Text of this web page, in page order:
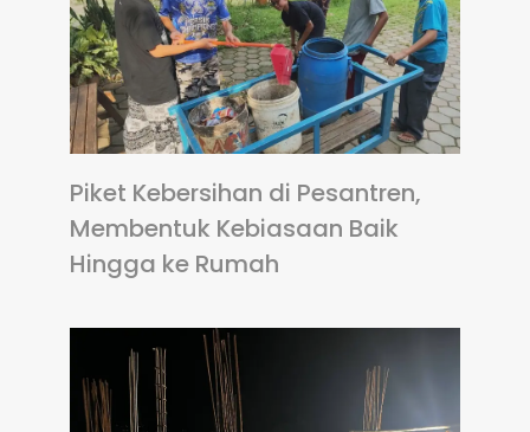
Piket Kebersihan di Pesantren,
Membentuk Kebiasaan Baik
Hingga ke Rumah